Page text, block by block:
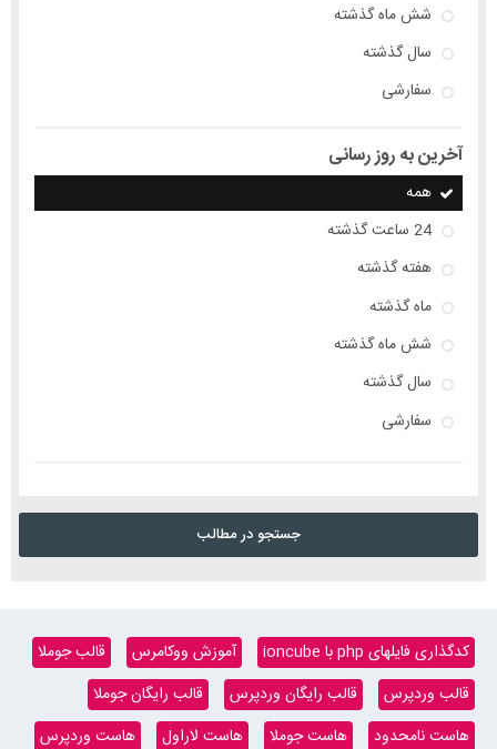
شش ماه گذشته
سال گذشته
سفارشی
آخرین به روز رسانی
همه
24 ساعت گذشته
هفته گذشته
ماه گذشته
شش ماه گذشته
سال گذشته
سفارشی
جستجو در مطالب
کدگذاری فایلهای php با ioncube آموزش ووکامرس
قالب جوملا
قالب وردپرس
قالب رایگان وردپرس
قالب رایگان جوملا
هاست نامحدود
هاست جوملا هاست لاراول هاست وردپرس